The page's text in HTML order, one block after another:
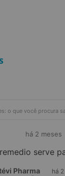
há 2 meses
serve
Pharma há